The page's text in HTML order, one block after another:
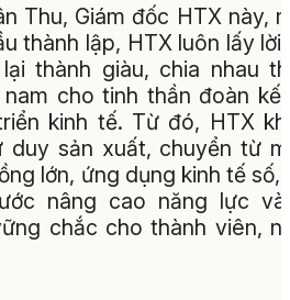
Thu, Giám đốc HTX này,
thành lập, HTX luôn lấy lời
thành giàu, chia nhau
cho tinh thần đoàn
kinh tế. Từ đó, HTX
duy sản xuất, chuyển từ
lớn, ứng dụng kinh tế số,
nâng cao năng lực
chắc cho thành viên,